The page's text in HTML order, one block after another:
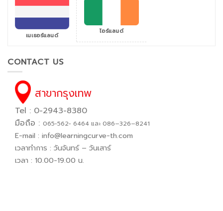
เนเธอร์แลนด์ ไอร์แลนด์
CONTACT US
สาขากรุงเทพ
Tel : 0-2943-8380
มือถือ : 065−562− 6464 และ 086–326–8241
E-mail : info@learningcurve-th.com
เวลาทำการ : วันจันทร์ – วันเสาร์
เวลา : 10.00-19.00 น.